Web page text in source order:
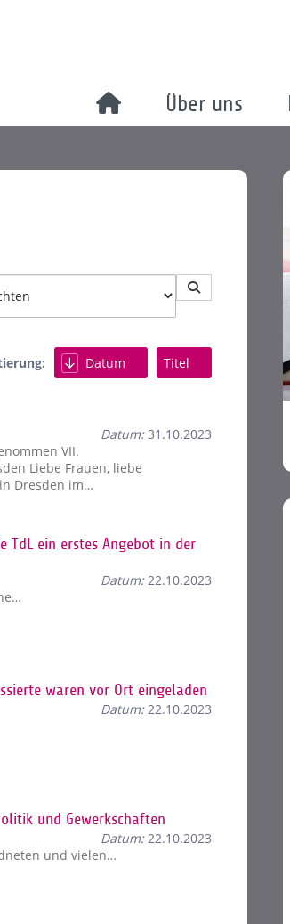
Über uns
Datum Titel
Datum:31.10.2023
VII.
Liebe Frauen, liebe
Dresden im…
TdL ein erstes Angebot in der
Datum:22.10.2023
waren vor Ort eingeladen
Datum:22.10.2023
und Gewerkschaften
Datum:22.10.2023
und vielen…